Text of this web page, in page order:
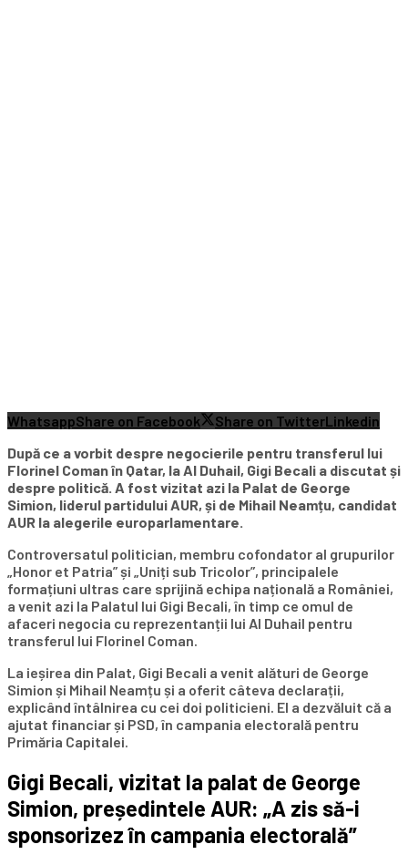
WhatsappShare on Facebook Share on TwitterLinkedin
După ce a vorbit despre negocierile pentru transferul lui
Florinel Comanîn Qatar, la Al Duhail, Gigi Becali a discutat și
despre politică. A fost vizitat azi la Palat de George
Simion, liderul partidului AUR, și de Mihail Neamțu, candidat
AUR la alegerile europarlamentare.
Controversatul politician, membru cofondator al grupurilor
„Honor et Patria” și „Uniți sub Tricolor”, principalele
formațiuni ultras care sprijină echipa națională a României,
a venit azi la Palatul lui Gigi Becali, în timp ce omul de
afaceri negocia cu reprezentanții lui Al Duhail pentru
transferul lui Florinel Coman.
La ieșirea din Palat, Gigi Becali a venit alături de George
Simion și Mihail Neamțu și a oferit câteva declarații,
explicând întâlnirea cu cei doi politicieni. El a dezvăluit că a
ajutat financiar și PSD, în campania electorală pentru
Primăria Capitalei.
Gigi Becali, vizitat la palat de George
Simion, președintele AUR: „A zis să-i
sponsorizez în campania electorală”